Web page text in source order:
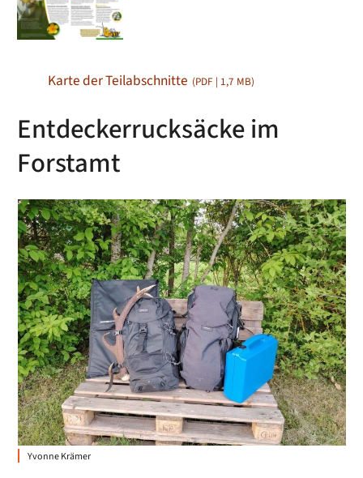
Karte der Teilabschnitte (PDF | 1,7 MB)
Entdeckerrucksäcke im
Forstamt
Yvonne Krämer